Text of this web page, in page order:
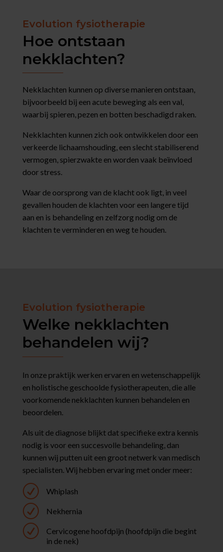
Evolution fysiotherapie
Hoe ontstaan
nekklachten?
Nekklachten kunnen op diverse manieren ontstaan,
bijvoorbeeld bij een acute beweging als een val,
waarbij spieren, pezen en botten beschadigd raken.
Nekklachten kunnen zich ook ontwikkelen door een
verkeerde lichaamshouding, een slecht stabiliserend
vermogen, spierzwakte en worden vaak beïnvloed
door stress.
Waar de oorsprong van de klacht ook ligt, in veel
gevallen houden de klachten voor een langere tijd
aan en is behandeling en zelfzorg nodig om de
klachten te verminderen en weg te houden.
Evolution fysiotherapie
Welke nekklachten
behandelen wij?
In onze praktijk werken ervaren en wetenschappelijk
en holistische geschoolde fysiotherapeuten, die alle
voorkomende nekklachten kunnen behandelen en
beoordelen.
Als uit de diagnose blijkt dat specifieke extra kennis
nodig is voor een succesvolle behandeling, dan
kunnen wij putten uit een groot netwerk van medisch
specialisten. Wij hebben ervaring met onder meer:
R Whiplash
R Nekhernia
R
Cervicogene hoofdpijn (hoofdpijn die begint
in de nek)